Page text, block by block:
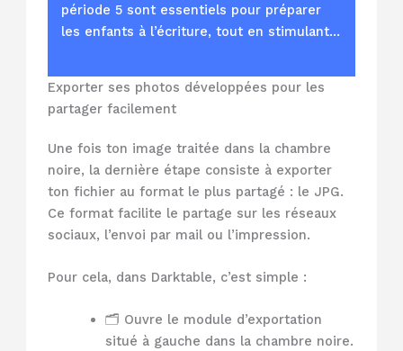
période 5 sont essentiels pour préparer
les enfants à l’écriture, tout en stimulant…
Exporter ses photos développées pour les
partager facilement
Une fois ton image traitée dans la chambre
noire, la dernière étape consiste à exporter
ton fichier au format le plus partagé : le JPG.
Ce format facilite le partage sur les réseaux
sociaux, l’envoi par mail ou l’impression.
Pour cela, dans Darktable, c’est simple :
🗂️ Ouvre le module d’exportation
situé à gauche dans la chambre noire.